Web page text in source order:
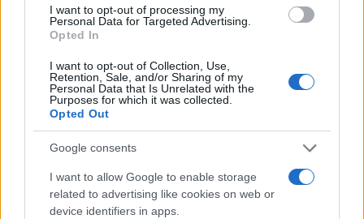
I want to opt-out of processing my
Personal Data for Targeted Advertising.
Opted In
I want to opt-out of Collection, Use,
Retention, Sale, and/or Sharing of my
Personal Data that Is Unrelated with the
Purposes for which it was collected.
Opted Out
Google consents
I want to allow Google to enable storage
related to advertising like cookies on web or
device identifiers in apps.
centrodestra e dall’altra cerca di presentare la
leader di Fratelli d’Italia come una continuazione
di opposizione del governo dell’ex banchiere.
Lega infatti vorrebbe aumentare il deficit
sostenere famiglie e imprese contro il caro
bollette, ipotesi già scartata sia dal premier in
metterebbe 30 miliardi di euro “a debito” piuttosto
che “perdere un milione di posti di lavoro”; Meloni